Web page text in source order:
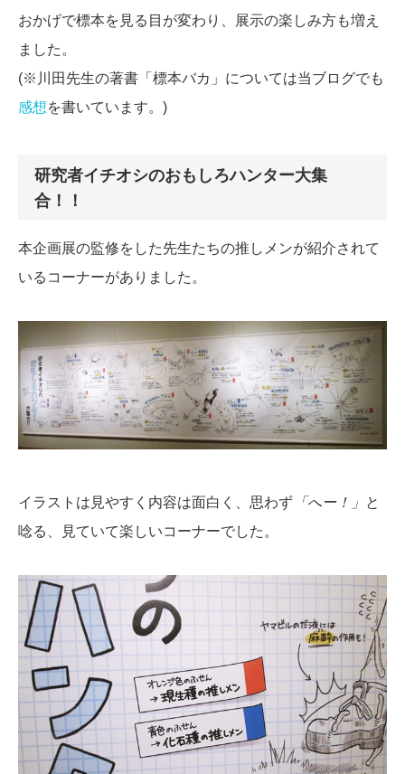
おかげで標本を見る目が変わり、展示の楽しみ方も増え
ました。
(※川田先生の著書「標本バカ」については当ブログでも
感想を書いています。)
研究者イチオシのおもしろハンター大集
合！！
本企画展の監修をした先生たちの推しメンが紹介されて
いるコーナーがありました。
イラストは見やすく内容は面白く、思わず 「へー！」 と
唸る、見ていて楽しいコーナーでした。